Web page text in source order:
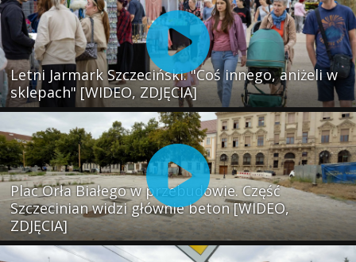
Letni Jarmark Szczeciński. "Coś innego, aniżeli w
sklepach" [WIDEO, ZDJĘCIA]
Plac Orła Białego w przebudowie. Część
Szczecinian widzi głównie beton [WIDEO,
ZDJĘCIA]